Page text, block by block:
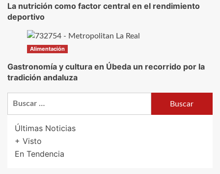
La nutrición como factor central en el rendimiento
deportivo
Alimentación
Gastronomía y cultura en Úbeda un recorrido por la
tradición andaluza
Últimas Noticias
+ Visto
En Tendencia